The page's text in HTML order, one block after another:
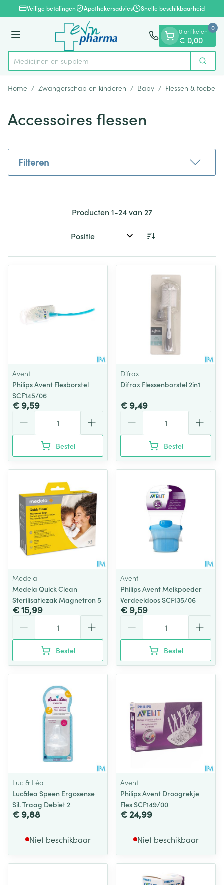
Ga naar de inhoud
1 van 1Veilige betalingen Apothekersadvies Snelle beschikbaarheid
Menu
Product, merk, categorie...
Me Zoek
0 artikelen
€ 0,00
0
Home / Zwangerschap en kinderen / Baby / Flessen &
Accessoires flessen
Filteren
Producten1-24van 27
Sorteer op:
Avent
Philips Avent Flesborstel
SCF145/06
€ 9,59
Bestel
Difrax
Difrax Flessenborstel 2in1
€ 9,49
Bestel
Medela
Medela Quick Clean
Sterilisatiezak Magnetron 5
€ 15,99
Bestel
Avent
Philips Avent Melkpoeder
Verdeeldoos SCF135/06
€ 9,59
Bestel
Luc & Léa
Luc&lea Speen Ergosense
Sil. Traag Debiet 2
€ 9,88
Niet beschikbaar
Avent
Philips Avent Droogrekje
Fles SCF149/00
€ 24,99
Niet beschikbaar